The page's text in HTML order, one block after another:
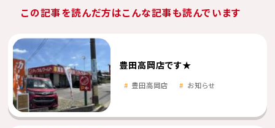
この記事を読んだ方はこんな記事も読んでいます
豊田高岡店です★
豊田高岡店 お知らせ